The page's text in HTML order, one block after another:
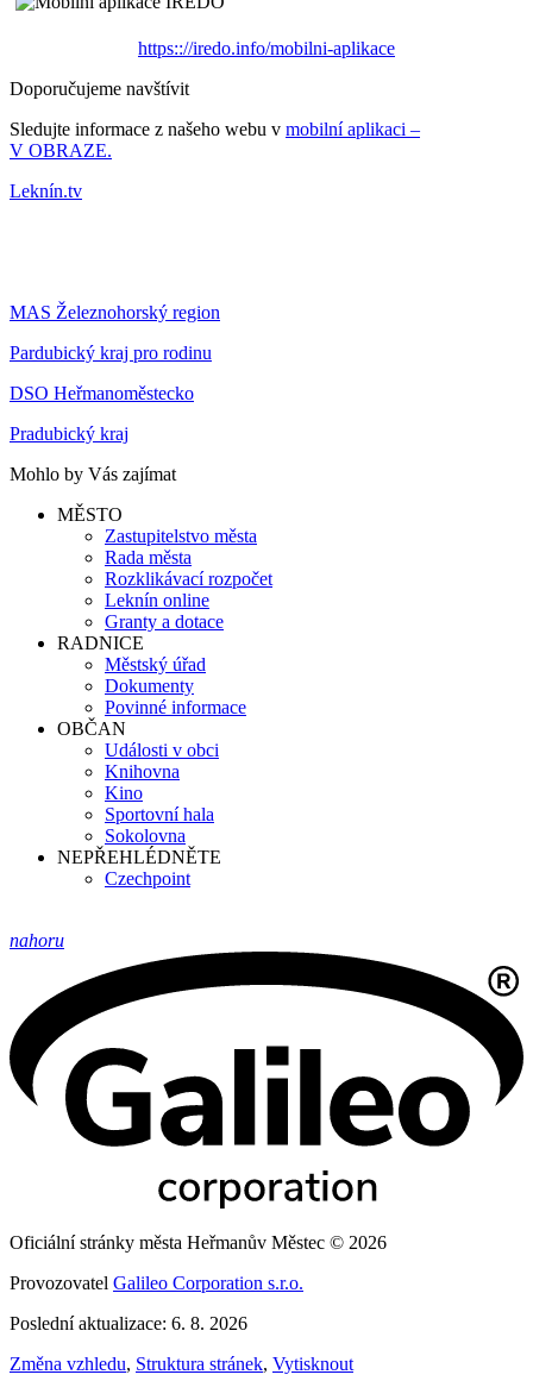
https:://iredo.info/mobilni-aplikace
Doporučujeme navštívit
Sledujte informace z našeho webu v mobilní aplikaci –
V OBRAZE.
Leknín.tv
MAS Železnohorský region
Pardubický kraj pro rodinu
DSO Heřmanoměstecko
Pradubický kraj
Mohlo by Vás zajímat
MĚSTO
Zastupitelstvo města
Rada města
Rozklikávací rozpočet
Leknín online
Granty a dotace
RADNICE
Městský úřad
Dokumenty
Povinné informace
OBČAN
Události v obci
Knihovna
Kino
Sportovní hala
Sokolovna
NEPŘEHLÉDNĚTE
Czechpoint
nahoru
Oficiální stránky města Heřmanův Městec © 2026
Provozovatel Galileo Corporation s.r.o.
Poslední aktualizace: 6. 8. 2026
Změna vzhledu, Struktura stránek, Vytisknout